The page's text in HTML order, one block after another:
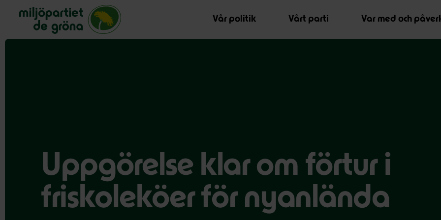
Miljöpartiet de gröna, startsida
Vår politik
Vårt parti Var med och
Uppgörelse klar om förtur i
friskoleköer för nyanlända